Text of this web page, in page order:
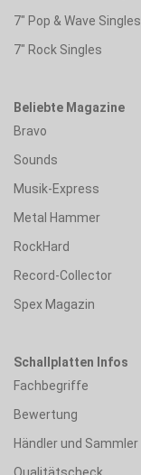
7" Pop & Wave Singles
7" Rock Singles
Beliebte Magazine
Bravo
Sounds
Musik-Express
Metal Hammer
RockHard
Record-Collector
Spex Magazin
Schallplatten Infos
Fachbegriffe
Bewertung
Händler und Sammler
Qualitätscheck